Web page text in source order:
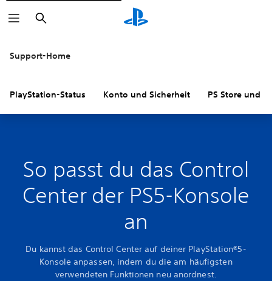
Suchen
Support-Home
PlayStation-Status Konto und Sicherheit PS Store und
So passt du das Control
Center der PS5-Konsole
an
Du kannst das Control Center auf deiner PlayStation®5-
Konsole anpassen, indem du die am häufigsten
verwendeten Funktionen neu anordnest.